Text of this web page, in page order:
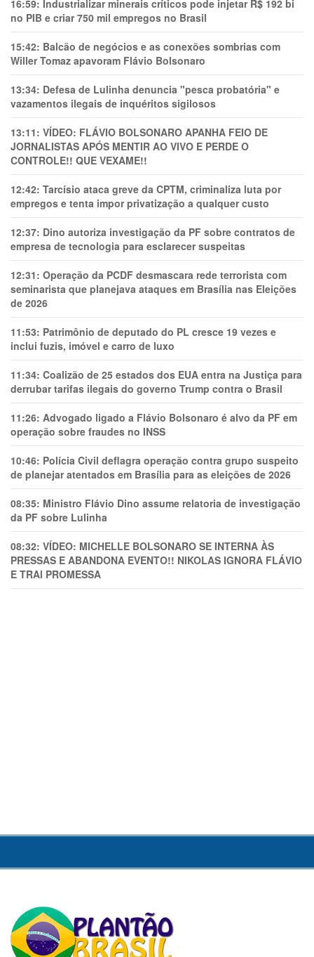
16:59: Industrializar minerais críticos pode injetar R$ 192 bi
no PIB e criar 750 mil empregos no Brasil
15:42: Balcão de negócios e as conexões sombrias com
Willer Tomaz apavoram Flávio Bolsonaro
13:34: Defesa de Lulinha denuncia "pesca probatória" e
vazamentos ilegais de inquéritos sigilosos
13:11: VÍDEO: FLÁVIO BOLSONARO APANHA FEIO DE
JORNALISTAS APÓS MENTIR AO VIVO E PERDE O
CONTROLE!! QUE VEXAME!!
12:42: Tarcísio ataca greve da CPTM, criminaliza luta por
empregos e tenta impor privatização a qualquer custo
12:37: Dino autoriza investigação da PF sobre contratos de
empresa de tecnologia para esclarecer suspeitas
12:31: Operação da PCDF desmascara rede terrorista com
seminarista que planejava ataques em Brasília nas Eleições
de 2026
11:53: Patrimônio de deputado do PL cresce 19 vezes e
inclui fuzis, imóvel e carro de luxo
11:34: Coalizão de 25 estados dos EUA entra na Justiça para
derrubar tarifas ilegais do governo Trump contra o Brasil
11:26: Advogado ligado a Flávio Bolsonaro é alvo da PF em
operação sobre fraudes no INSS
10:46: Polícia Civil deflagra operação contra grupo suspeito
de planejar atentados em Brasília para as eleições de 2026
08:35: Ministro Flávio Dino assume relatoria de investigação
da PF sobre Lulinha
08:32: VÍDEO: MICHELLE BOLSONARO SE INTERNA ÀS
PRESSAS E ABANDONA EVENTO!! NIKOLAS IGNORA FLÁVIO
E TRAl PROMESSA